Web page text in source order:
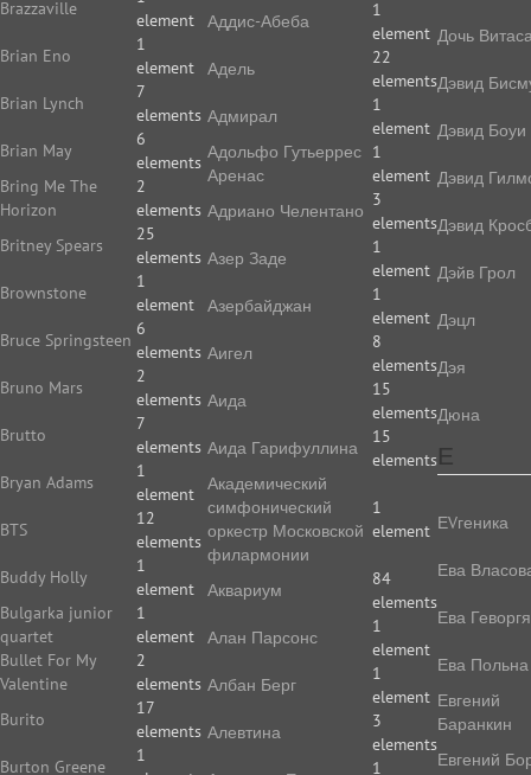
Brazzaville
element
Brian Eno
1
element
Brian Lynch
7
elements
Brian May
6
elements
Bring Me The
Horizon
2
elements
Britney Spears
25
elements
Brownstone
1
element
Bruce Springsteen
6
elements
Bruno Mars
2
elements
Brutto
7
elements
Bryan Adams
1
element
BTS
12
elements
Buddy Holly
1
element
Bulgarka junior
quartet
1
element
Bullet For My
Valentine
2
elements
Burito
17
elements
Burton Greene
1
Аддис-Абеба
1
element
Адель
22
elements
Адмирал
1
element
Адольфо Гутьеррес
Аренас
1
element
Адриано Челентано
3
elements
Азер Заде
1
element
Азербайджан
1
element
Аигел
8
elements
Аида
15
elements
Аида Гарифуллина
15
elements
Академический
симфонический
оркестр Московской
филармонии
1
element
Аквариум
84
elements
Алан Парсонс
1
element
Албан Берг
1
element
Алевтина
3
elements
1
Дочь
Дэвид
Дэвид Боуи
Дэвид
Дэвид
Дэйв Грол
Дэцл
Дэя
Дюна
Е
ЕVгеника
Ева
Ева
Ева Польна
Евгений
Баранкин
Евгений